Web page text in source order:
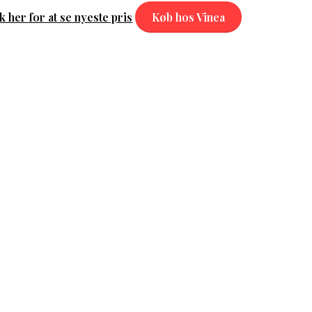
her for at se nyeste pris Køb hos Vinea